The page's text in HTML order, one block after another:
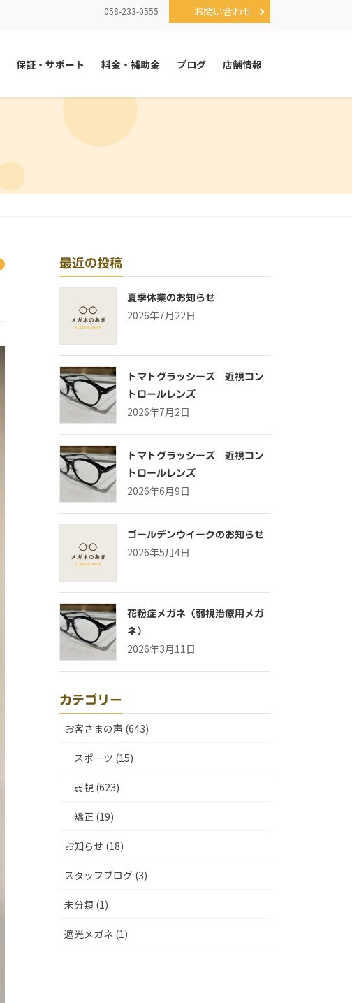
058-233-0555 お問い合わせ
保証・サポート 料金・補助金 ブログ 店舗情報
最近の投稿
夏季休業のお知らせ
2026年7月22日
トマトグラッシーズ 近視コン
トロールレンズ
2026年7月2日
トマトグラッシーズ 近視コン
トロールレンズ
2026年6月9日
ゴールデンウイークのお知らせ
2026年5月4日
花粉症メガネ（弱視治療用メガ
ネ）
2026年3月11日
カテゴリー
お客さまの声 (643)
スポーツ (15)
弱視 (623)
矯正 (19)
お知らせ (18)
スタッフブログ (3)
未分類 (1)
遮光メガネ (1)